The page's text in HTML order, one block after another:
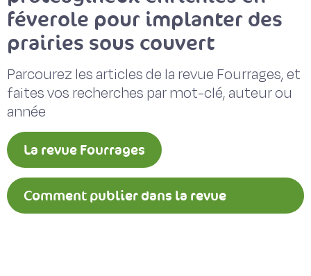
féverole pour implanter des
prairies sous couvert
Parcourez les articles de la revue Fourrages, et
faites vos recherches par mot-clé, auteur ou
année
La revue Fourrages
Comment publier dans la revue